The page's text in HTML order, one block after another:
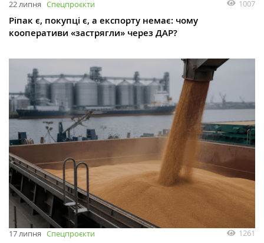
22 липня Спецпроєкти 1007
Ріпак є, покупці є, а експорту немає: чому
кооперативи «застрягли» через ДАР?
17 липня Спецпроєкти 1261